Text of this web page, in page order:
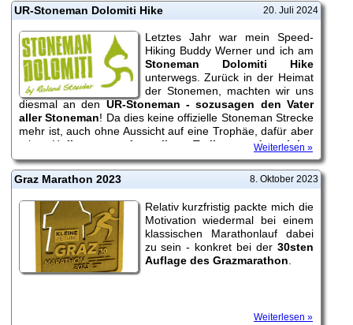
UR-Stoneman Dolomiti Hike 20. Juli 2024
Letztes Jahr war mein Speed-
Hiking Buddy Werner und ich am
Stoneman Dolomiti Hike
unterwegs. Zurück in der Heimat
der Stonemen, machten wir uns
diesmal an denUR-Stoneman - sozusagen den Vater
aller Stoneman! Da dies keine offizielle Stoneman Strecke
mehr ist, auch ohne Aussicht auf eine Trophäe, dafür aber
mit Hoffnung auf
tolle Trails und alpine
Dolomitenlandschaft. Wir sollten nicht...
Weiterlesen »
Graz Marathon 2023 8. Oktober 2023
Relativ kurzfristig packte mich die
Motivation wiedermal bei einem
klassischen Marathonlauf dabei
zu sein - konkret bei der30sten
Auflage des Grazmarathon
Weiterlesen »